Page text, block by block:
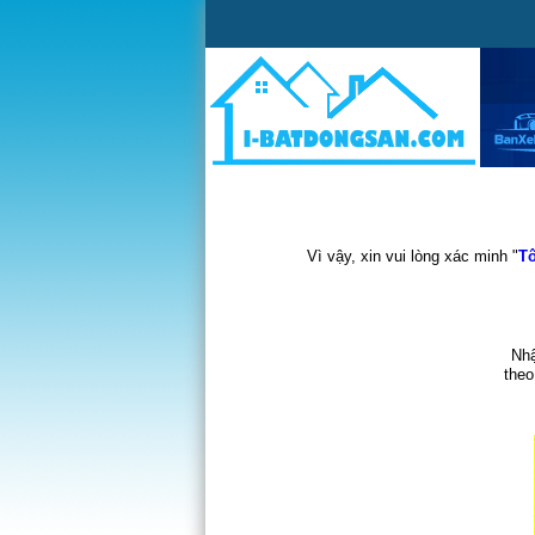
Vì vậy, xin vui lòng xác minh "